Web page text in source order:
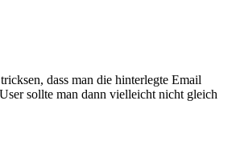
dass man die hinterlegte Email
sollte man dann vielleicht nicht gleich